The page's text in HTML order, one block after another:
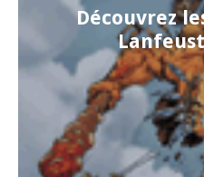
Découvrez